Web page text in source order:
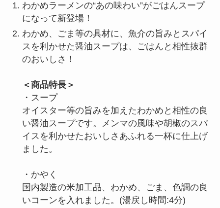
わかめラーメンの“あの味わい”がごはんスープ
になって新登場！
わかめ、ごま等の具材に、魚介の旨みとスパイ
スを利かせた醤油スープは、ごはんと相性抜群
のおいしさ！
＜商品特長＞
・スープ
オイスター等の旨みを加えたわかめと相性の良
い醤油スープです。メンマの風味や胡椒のスパ
イスを利かせたおいしさあふれる一杯に仕上げ
ました。
・かやく
国内製造の米加工品、わかめ、ごま、色調の良
いコーンを入れました。(湯戻し時間:4分)